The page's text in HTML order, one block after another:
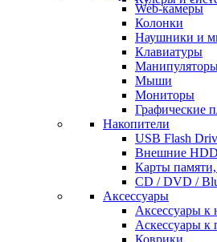
Web-камеры
Колонки
Наушники и
Клавиатуры
Мыши
Мониторы
Графические
Накопители
USB Flash
Внешние
Карты памяти,
CD / DVD /
Аксессуары
Аксессуары к
Аскессуары к
Коврики